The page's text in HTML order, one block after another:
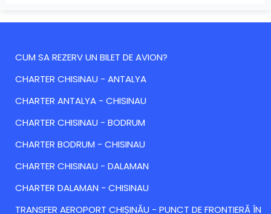
CUM SA REZERV UN BILET DE AVION?
CHARTER CHISINAU - ANTALYA
CHARTER ANTALYA - CHISINAU
CHARTER CHISINAU - BODRUM
CHARTER BODRUM - CHISINAU
CHARTER CHISINAU - DALAMAN
CHARTER DALAMAN - CHISINAU
TRANSFER AEROPORT CHIȘINĂU - PUNCT DE FRONTIERĂ ÎN